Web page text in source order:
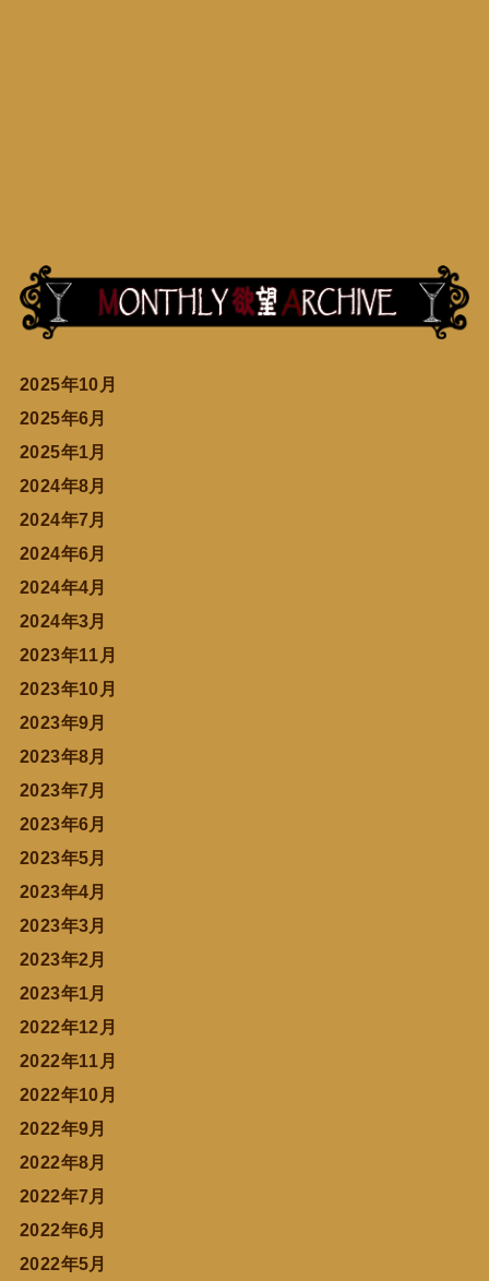
2025年10月
2025年6月
2025年1月
2024年8月
2024年7月
2024年6月
2024年4月
2024年3月
2023年11月
2023年10月
2023年9月
2023年8月
2023年7月
2023年6月
2023年5月
2023年4月
2023年3月
2023年2月
2023年1月
2022年12月
2022年11月
2022年10月
2022年9月
2022年8月
2022年7月
2022年6月
2022年5月